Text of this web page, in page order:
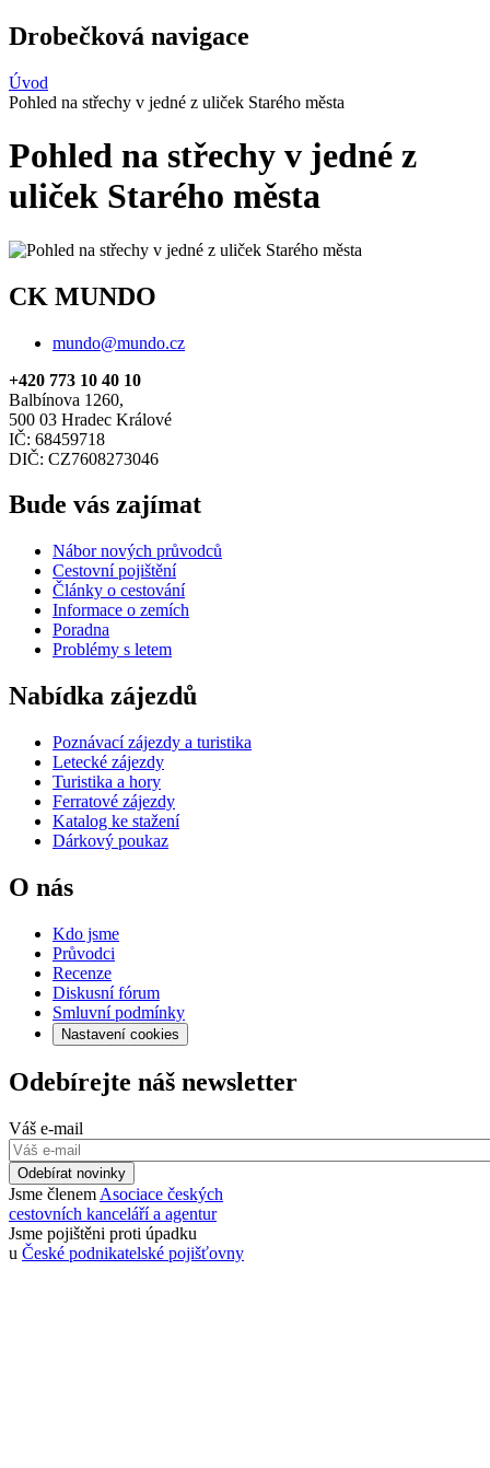
Drobečková navigace
Úvod
Pohled na střechy v jedné z uliček Starého města
Pohled na střechy v jedné z
uliček Starého města
CK MUNDO
mundo@mundo.cz
+420 773 10 40 10
Balbínova 1260,
500 03 Hradec Králové
IČ: 68459718
DIČ: CZ7608273046
Bude vás zajímat
Nábor nových průvodců
Cestovní pojištění
Články o cestování
Informace o zemích
Poradna
Problémy s letem
Nabídka zájezdů
Poznávací zájezdy a turistika
Letecké zájezdy
Turistika a hory
Ferratové zájezdy
Katalog ke stažení
Dárkový poukaz
O nás
Kdo jsme
Průvodci
Recenze
Diskusní fórum
Smluvní podmínky
Nastavení cookies
Odebírejte náš newsletter
Váš e-mail
Odebírat novinky
Jsme členem Asociace českých
cestovních kanceláří a agentur
Jsme pojištěni proti úpadku
u České podnikatelské pojišťovny